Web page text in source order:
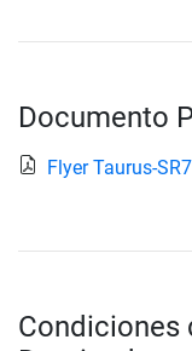
Documento
Flyer Taurus-
Condiciones